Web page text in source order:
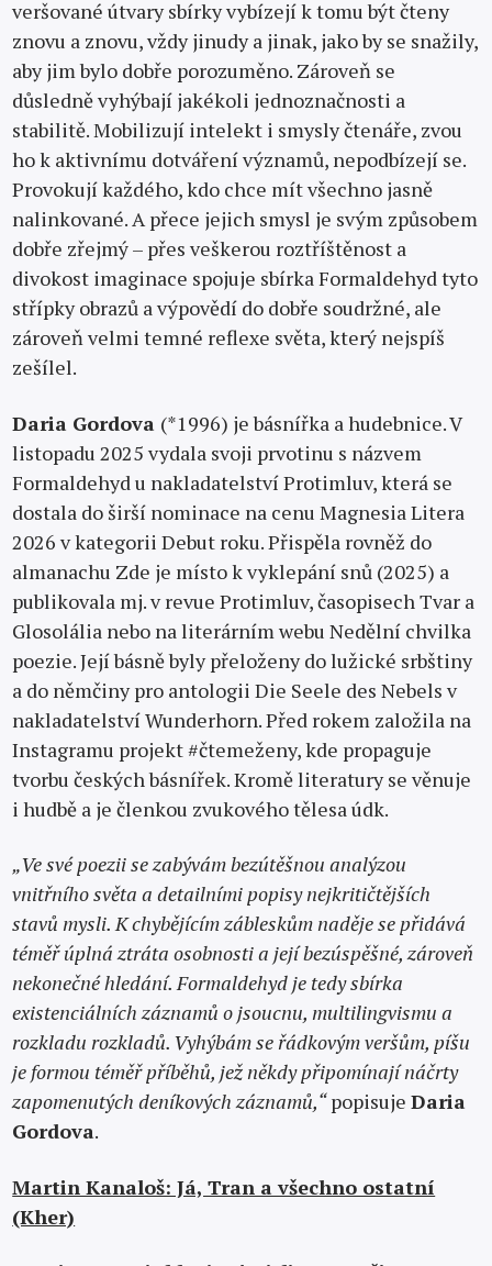
veršované útvary sbírky vybízejí k tomu být čteny
znovu a znovu, vždy jinudy a jinak, jako by se snažily,
aby jim bylo dobře porozuměno. Zároveň se
důsledně vyhýbají jakékoli jednoznačnosti a
stabilitě. Mobilizují intelekt i smysly čtenáře, zvou
ho k aktivnímu dotváření významů, nepodbízejí se.
Provokují každého, kdo chce mít všechno jasně
nalinkované. A přece jejich smysl je svým způsobem
dobře zřejmý – přes veškerou roztříštěnost a
divokost imaginace spojuje sbírka Formaldehyd tyto
střípky obrazů a výpovědí do dobře soudržné, ale
zároveň velmi temné reflexe světa, který nejspíš
zešílel.
Daria Gordova (*1996) je básnířka a hudebnice. V
listopadu 2025 vydala svoji prvotinu s názvem
Formaldehyd u nakladatelství Protimluv, která se
dostala do širší nominace na cenu Magnesia Litera
2026 v kategorii Debut roku. Přispěla rovněž do
almanachu Zde je místo k vyklepání snů (2025) a
publikovala mj. v revue Protimluv, časopisech Tvar a
Glosolália nebo na literárním webu Nedělní chvilka
poezie. Její básně byly přeloženy do lužické srbštiny
a do němčiny pro antologii Die Seele des Nebels v
nakladatelství Wunderhorn. Před rokem založila na
Instagramu projekt #čtemeženy, kde propaguje
tvorbu českých básnířek. Kromě literatury se věnuje
i hudbě a je členkou zvukového tělesa údk.
„Ve své poezii se zabývám bezútěšnou analýzou
vnitřního světa a detailními popisy nejkritičtějších
stavů mysli. K chybějícím zábleskům naděje se přidává
téměř úplná ztráta osobnosti a její bezúspěšné, zároveň
nekonečné hledání. Formaldehyd je tedy sbírka
existenciálních záznamů o jsoucnu, multilingvismu a
rozkladu rozkladů. Vyhýbám se řádkovým veršům, píšu
je formou téměř příběhů, jež někdy připomínají náčrty
zapomenutých deníkových záznamů,“popisujeDaria
Gordova.
Martin Kanaloš: Já, Tran a všechno ostatní
(Kher)